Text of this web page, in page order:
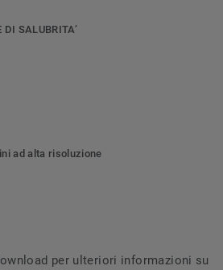
SALUBRITA’
ad alta risoluzione
per ulteriori informazioni su